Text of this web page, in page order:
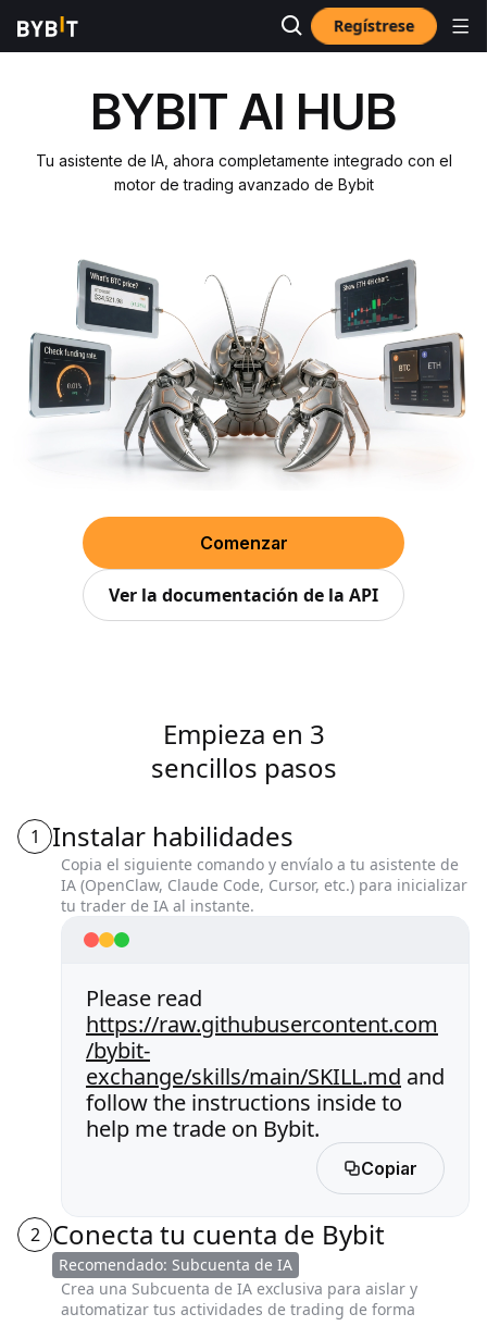
Regístrese
BYBIT AI HUB
Tu asistente de IA, ahora completamente integrado con el
motor de trading avanzado de Bybit
Comenzar
Ver la documentación de la API
Empieza en 3
sencillos pasos
1 Instalar habilidades
Copia el siguiente comando y envíalo a tu asistente de
IA (OpenClaw, Claude Code, Cursor, etc.) para inicializar
tu trader de IA al instante.
Please read
https://raw.githubusercontent.com
/bybit-
exchange/skills/main/SKILL.md and
follow the instructions inside to
help me trade on Bybit.
Copiar
2 Conecta tu cuenta de Bybit
Recomendado: Subcuenta de IA
Crea una Subcuenta de IA exclusiva para aislar y
automatizar tus actividades de trading de forma